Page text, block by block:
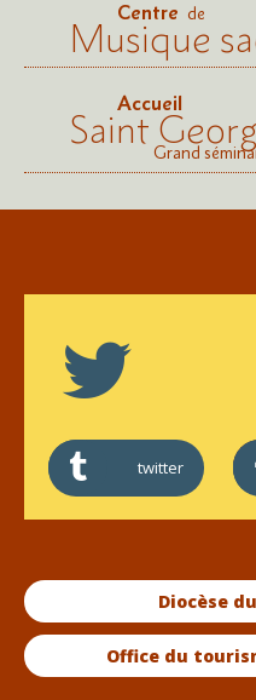
Centre de
Musique
Accueil
SaintGrand
twitter
Diocèse
Office du